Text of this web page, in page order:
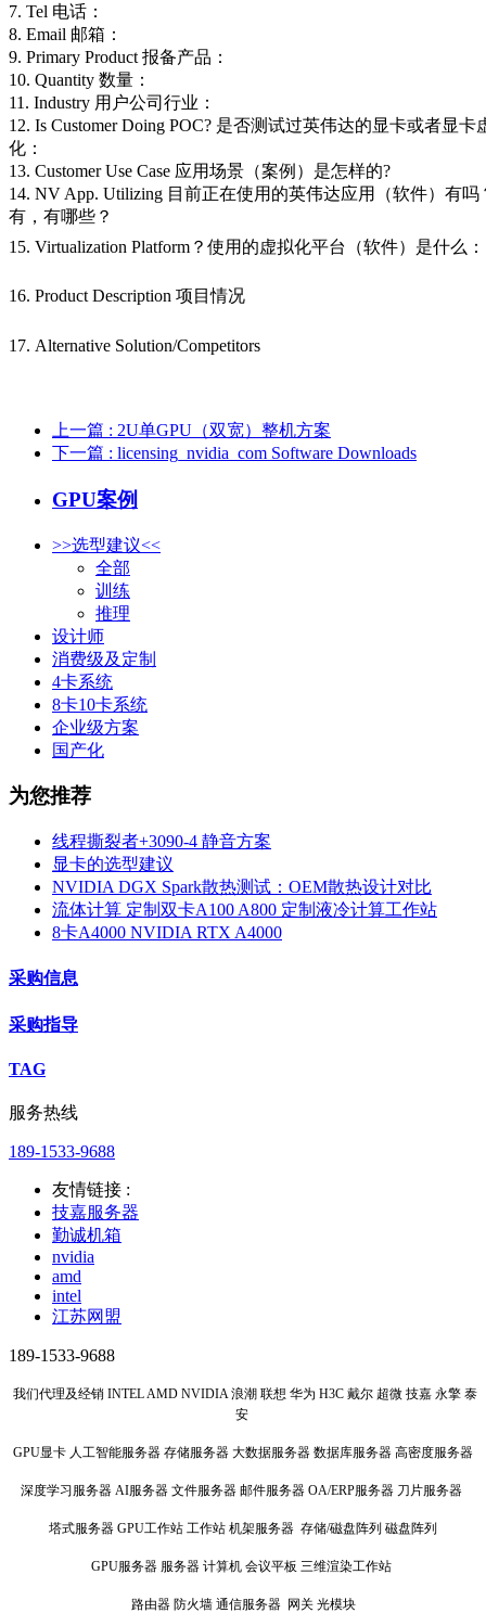
7. Tel 电话：
8. Email 邮箱：
9. Primary Product 报备产品：
10. Quantity 数量：
11. Industry 用户公司行业：
12. Is Customer Doing POC? 是否测试过英伟达的显卡或者显卡
化：
13. Customer Use Case 应用场景（案例）是怎样的?
14. NV App. Utilizing 目前正在使用的英伟达应用（软件）有吗
有，有哪些？
15. Virtualization Platform？使用的虚拟化平台（软件）是什么：
16. Product Description 项目情况
17. Alternative Solution/Competitors
上一篇 : 2U单GPU（双宽）整机方案
下一篇 : licensing_nvidia_com Software Downloads
GPU案例
>>选型建议<<
全部
训练
推理
设计师
消费级及定制
4卡系统
8卡10卡系统
企业级方案
国产化
为您推荐
线程撕裂者+3090-4 静音方案
显卡的选型建议
NVIDIA DGX Spark散热测试：OEM散热设计对比
流体计算 定制双卡A100 A800 定制液冷计算工作站
8卡A4000 NVIDIA RTX A4000
采购信息
采购指导
TAG
服务热线
189-1533-9688
友情链接 :
技嘉服务器
勤诚机箱
nvidia
amd
intel
江苏网盟
189-1533-9688
我们代理及经销 INTEL AMD NVIDIA 浪潮 联想 华为 H3C 戴尔 超微 技嘉 永擎 泰
安
GPU显卡 人工智能服务器 存储服务器 大数据服务器 数据库服务器 高密度服务器
深度学习服务器 AI服务器 文件服务器 邮件服务器 OA/ERP服务器 刀片服务器
塔式服务器 GPU工作站 工作站 机架服务器 存储/磁盘阵列 磁盘阵列
GPU服务器 服务器 计算机 会议平板 三维渲染工作站
路由器 防火墙 通信服务器 网关 光模块